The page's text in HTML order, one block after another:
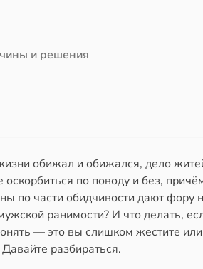
и решения
обижал и обижался, дело
по поводу и без,
по части обидчивости дают фору
ранимости? И что делать,
— это вы слишком жестите
разбираться.